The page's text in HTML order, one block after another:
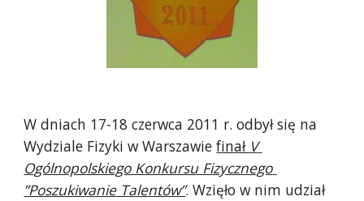
W dniach 17-18 czerwca 2011 r. odbył się na
Wydziale Fizyki w Warszawie finał V
Ogólnopolskiego Konkursu Fizycznego
”Poszukiwanie Talentów”. Wzięło w nim udział